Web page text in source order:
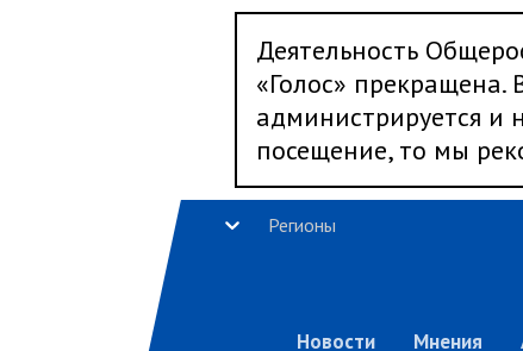
Деятельность
«Голос» прекращена.
администрируется и
посещение, то мы
Регионы
Новости Мнения